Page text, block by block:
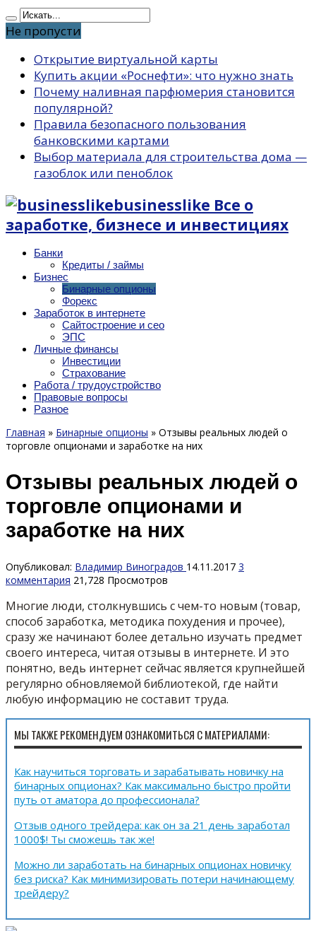
Не пропусти
Открытие виртуальной карты
Купить акции «Роснефти»: что нужно знать
Почему наливная парфюмерия становится
популярной?
Правила безопасного пользования
банковскими картами
Выбор материала для строительства дома —
газоблок или пеноблок
businesslike Все о
заработке, бизнесе и инвестициях
Банки
Кредиты / займы
Бизнес
Бинарные опционы
Форекс
Заработок в интернете
Сайтостроение и сео
ЭПС
Личные финансы
Инвестиции
Страхование
Работа / трудоустройство
Правовые вопросы
Разное
Главная » Бинарные опционы » Отзывы реальных людей о
торговле опционами и заработке на них
Отзывы реальных людей о
торговле опционами и
заработке на них
Опубликовал: Владимир Виноградов 14.11.2017 3
комментария 21,728 Просмотров
Многие люди, столкнувшись с чем-то новым (товар,
способ заработка, методика похудения и прочее),
сразу же начинают более детально изучать предмет
своего интереса, читая отзывы в интернете. И это
понятно, ведь интернет сейчас является крупнейшей
регулярно обновляемой библиотекой, где найти
любую информацию не составит труда.
МЫ ТАКЖЕ РЕКОМЕНДУЕМ ОЗНАКОМИТЬСЯ С МАТЕРИАЛАМИ:
Как научиться торговать и зарабатывать новичку на
бинарных опционах? Как максимально быстро пройти
путь от аматора до профессионала?
Отзыв одного трейдера: как он за 21 день заработал
1000$! Ты сможешь так же!
Можно ли заработать на бинарных опционах новичку
без риска? Как минимизировать потери начинающему
трейдеру?